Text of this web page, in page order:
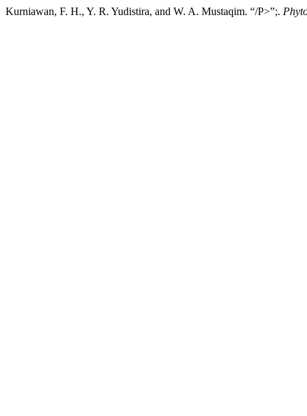
Kurniawan, F. H., Y. R. Yudistira, and W. A. Mustaqim. “/P>”;.